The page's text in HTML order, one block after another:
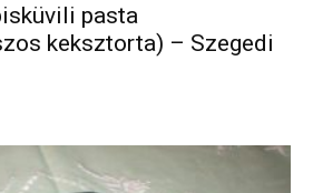
pasta
keksztorta) – Szegedi